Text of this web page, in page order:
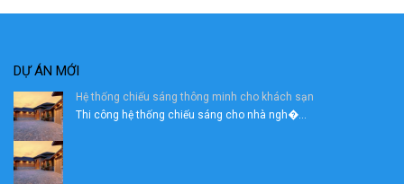
DỰ ÁN MỚI
Hệ thống chiếu sáng thông minh cho khách sạn
Thi công hệ thống chiếu sáng cho nhà ngh�...